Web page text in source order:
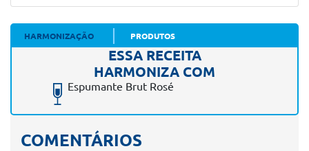
HARMONIZAÇÃO PRODUTOS
ESSA RECEITA
HARMONIZA COM
Espumante Brut Rosé
COMENTÁRIOS